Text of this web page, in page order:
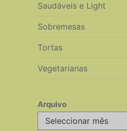
Saudáveis e Light
Sobremesas
Tortas
Vegetarianas
Arquivo
Arquivo